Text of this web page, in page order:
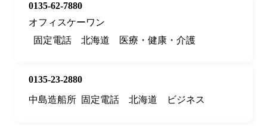
0135-62-7880
オフィスケーワン
固定電話
北海道 医療・健康・介護
0135-23-2880
中島造船所 固定電話 北海道 ビジネス